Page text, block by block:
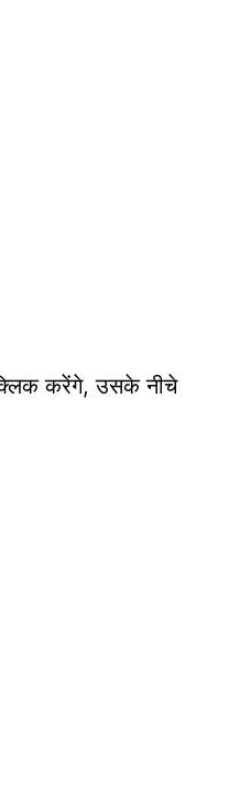
करेंगे, उसके नीचे